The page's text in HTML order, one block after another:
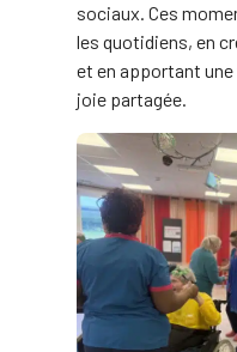
sociaux. Ces
les quotidiens, en
et en apportant
joie partagée.